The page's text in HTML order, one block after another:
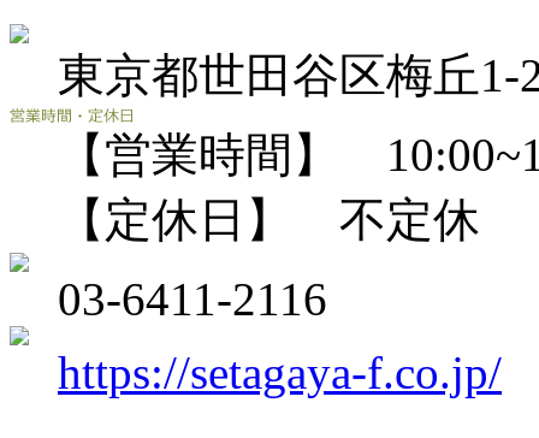
東京都世田谷区梅丘1-
【営業時間】
【定休日】 不定休
03-6411-2116
https://setagaya-f.co.jp/